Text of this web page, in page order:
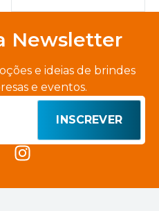
Newsletter
e ideias de brindes
e eventos.
INSCREVER